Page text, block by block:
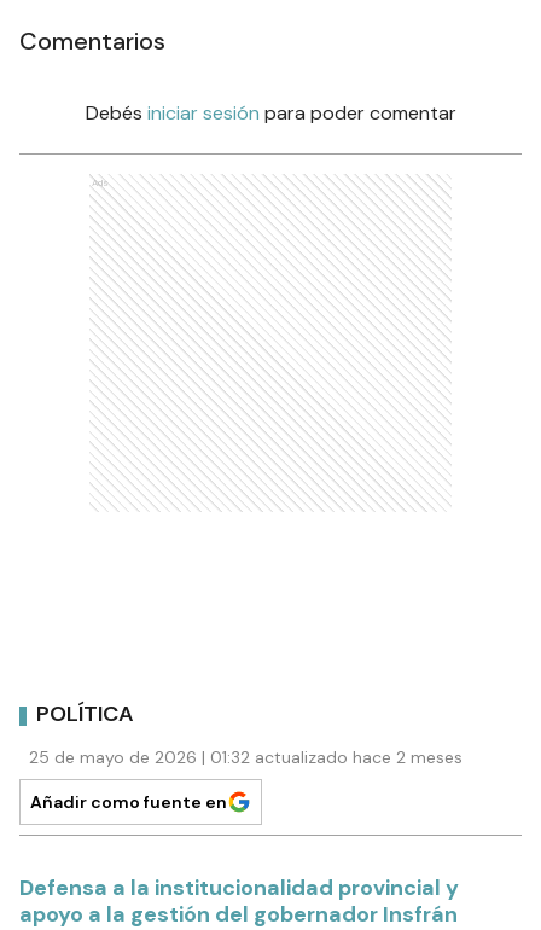
Comentarios
Debés iniciar sesión para poder comentar
Ads
POLÍTICA
25 de mayo de 2026 | 01:32 actualizado hace 2 meses
Añadir como fuente en
Defensa a la institucionalidad provincial y
apoyo a la gestión del gobernador Insfrán